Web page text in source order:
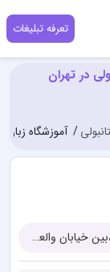
تعرفه تبلیغات
در تهران
آموزشگاه زبان
میدان انقلاب،خیابان آزادی،خیابان فرصت شیرازی،بین خیابان والعصر و دکتر قریب پلاک 118